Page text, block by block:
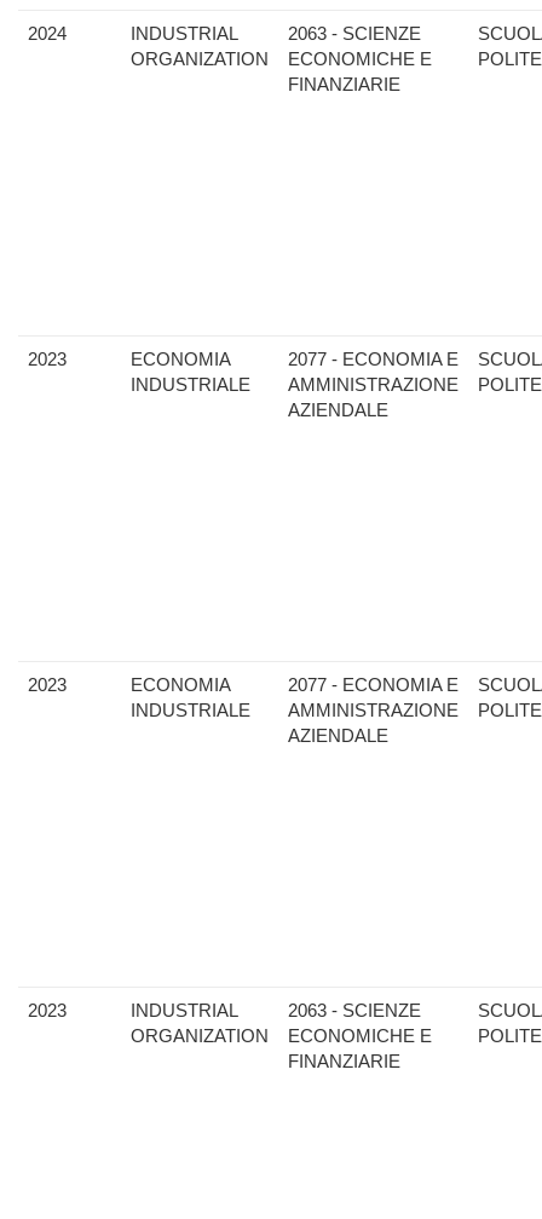
2024
INDUSTRIAL
ORGANIZATION
2063 - SCIENZE
ECONOMICHE E
FINANZIARIE
2023
ECONOMIA
INDUSTRIALE
2077 - ECONOMIA E
AMMINISTRAZIONE
AZIENDALE
2023
ECONOMIA
INDUSTRIALE
2077 - ECONOMIA E
AMMINISTRAZIONE
AZIENDALE
2023
INDUSTRIAL
ORGANIZATION
2063 - SCIENZE
ECONOMICHE E
FINANZIARIE